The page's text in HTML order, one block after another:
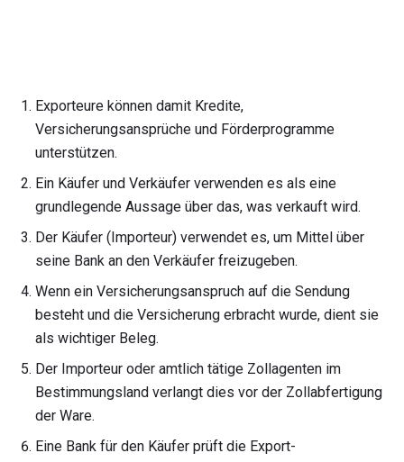
Exporteure können damit Kredite,
Versicherungsansprüche und Förderprogramme
unterstützen.
Ein Käufer und Verkäufer verwenden es als eine
grundlegende Aussage über das, was verkauft wird.
Der Käufer (Importeur) verwendet es, um Mittel über
seine Bank an den Verkäufer freizugeben.
Wenn ein Versicherungsanspruch auf die Sendung
besteht und die Versicherung erbracht wurde, dient sie
als wichtiger Beleg.
Der Importeur oder amtlich tätige Zollagenten im
Bestimmungsland verlangt dies vor der Zollabfertigung
der Ware.
Eine Bank für den Käufer prüft die Export-